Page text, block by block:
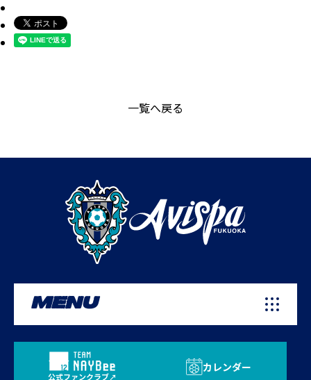
一覧へ戻る
MENU
公式ファンクラブ
カレンダー